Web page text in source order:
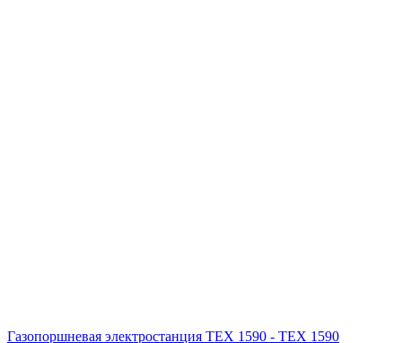
Газопоршневая электростанция ТЕХ 1590 - ТЕХ 1590